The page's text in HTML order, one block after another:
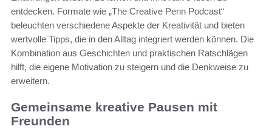
entdecken. Formate wie „The Creative Penn Podcast“
beleuchten verschiedene Aspekte der Kreativität und bieten
wertvolle Tipps, die in den Alltag integriert werden können. Die
Kombination aus Geschichten und praktischen Ratschlägen
hilft, die eigene Motivation zu steigern und die Denkweise zu
erweitern.
Gemeinsame kreative Pausen mit
Freunden